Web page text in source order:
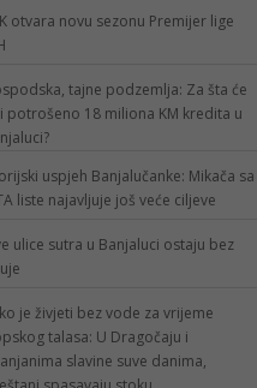
otvara novu sezonu Premijer lige
tajne podzemlja: Za šta će
potrošeno 18 miliona KM kredita u
uspjeh Banjalučanke: Mikača sa
liste najavljuje još veće ciljeve
ulice sutra u Banjaluci ostaju bez
je živjeti bez vode za vrijeme
talasa: U Dragočaju i
slavine suve danima,